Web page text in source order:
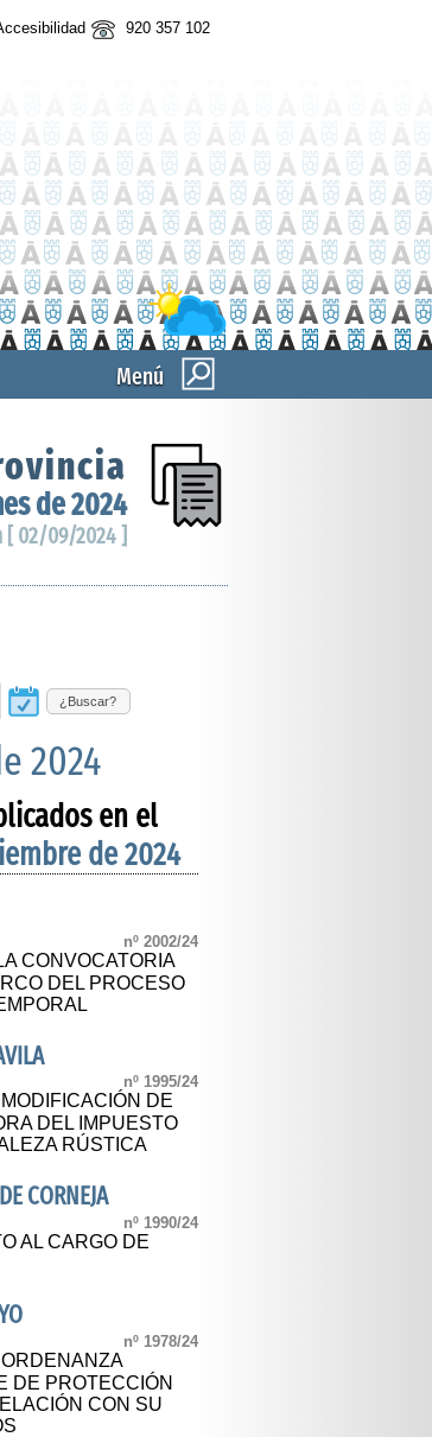
920 357 102
Menú
de 2024
[ 02/09/2024 ]
¿Buscar?
2024
en el
de 2024
nº 2002/24
CONVOCATORIA
DEL PROCESO
nº 1995/24
DE
DEL IMPUESTO
RÚSTICA
CORNEJA
nº 1990/24
AL CARGO DE
nº 1978/24
DE PROTECCIÓN
CON SU